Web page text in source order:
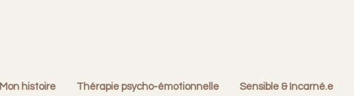
Mon histoire Thérapie psycho-émotionnelle Sensible & Incarné.e